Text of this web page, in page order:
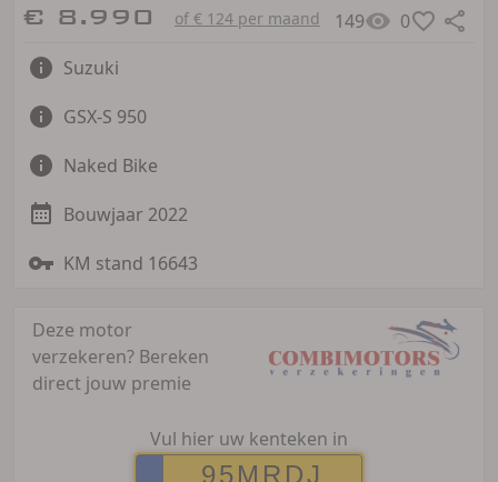
€ 8.990 of € 124 per maand 149
0
Suzuki
GSX-S 950
Naked Bike
Bouwjaar 2022
KM stand 16643
Deze motor
verzekeren? Bereken
direct jouw premie
Vul hier uw kenteken in